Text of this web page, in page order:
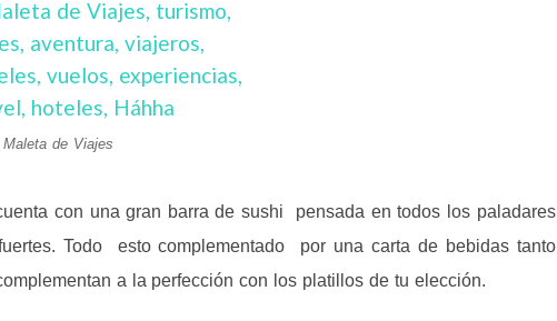
de Viajes
con una gran barra de sushi pensada en todos los paladares
Todo esto complementado por una carta de bebidas tanto
a la perfección con los platillos de tu elección.